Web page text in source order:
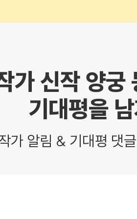
가 신작 양궁
기대평을
가 알림 & 기대평 댓